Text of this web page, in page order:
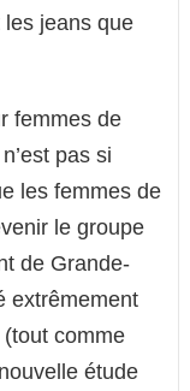
jeans que
femmes de
pas si
les femmes de
le groupe
de Grande-
extrêmement
(tout comme
étude